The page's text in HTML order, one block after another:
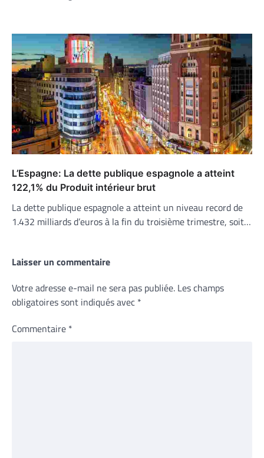
L’Espagne: La dette publique espagnole a atteint
122,1% du Produit intérieur brut
La dette publique espagnole a atteint un niveau record de
1.432 milliards d’euros à la fin du troisième trimestre, soit…
Laisser un commentaire
Votre adresse e-mail ne sera pas publiée. Les champs
obligatoires sont indiqués avec *
Commentaire *